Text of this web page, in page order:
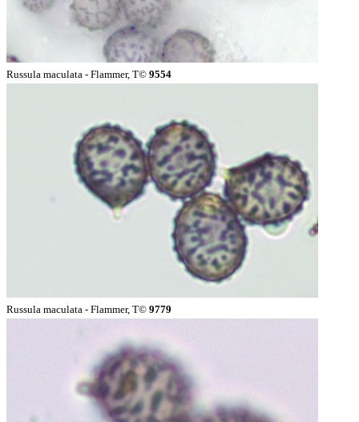
Russula maculata - Flammer, T© 9554
Russula maculata - Flammer, T© 9779